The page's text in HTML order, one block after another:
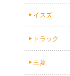
イスズ
トラック
三菱